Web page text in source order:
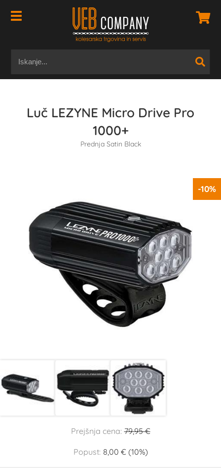
Luč LEZYNE Micro Drive Pro
1000+
Prednja Satin Black
-10%
Prejšnja cena: 79,95 €
Popust: 8,00 € (10%)